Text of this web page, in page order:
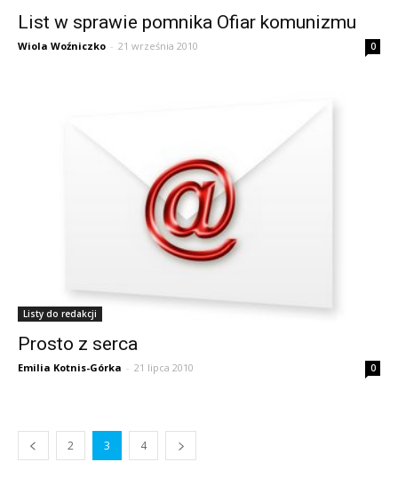
List w sprawie pomnika Ofiar komunizmu
Wiola Woźniczko - 21 września 2010 0
Listy do redakcji
Prosto z serca
Emilia Kotnis-Górka - 21 lipca 2010 0
2 3 4